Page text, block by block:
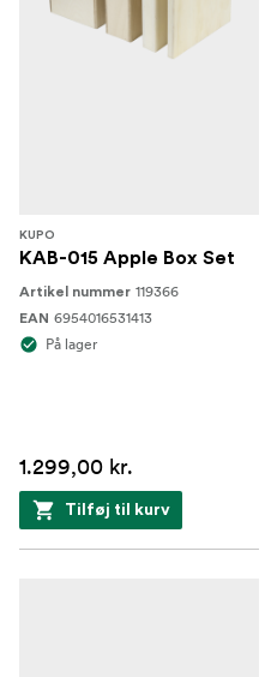
KUPO
KAB-015 Apple Box Set
Artikel nummer 119366
EAN 6954016531413
På lager
1.299,00 kr.
Tilføj til kurv